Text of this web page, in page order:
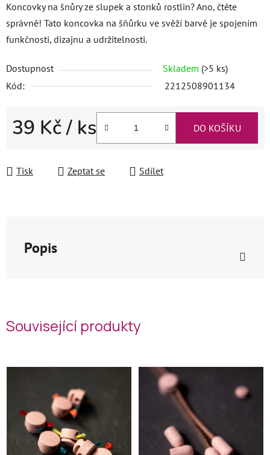
Koncovky na šnůry ze slupek a stonků rostlin? Ano, čtěte
správně! Tato koncovka na šňůrku ve svěží barvě je spojením
funkčnosti, dizajnu a udržitelnosti.
Dostupnost Skladem (>5 ks)
Kód:
2212508901134
39 Kč/ ks DO KOŠÍKU
Tisk Zeptat se Sdílet
Popis
Související produkty